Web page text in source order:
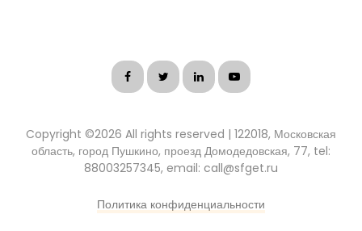
Copyright ©2026 All rights reserved | 122018, Московская
область, город Пушкино, проезд Домодедовская, 77, tel:
88003257345, email: call@sfget.ru
Политика конфиденциальности